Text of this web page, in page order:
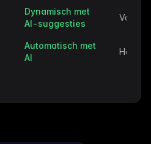
Dynamisch met
AI-suggesties
Vaste
Automatisch met
AI